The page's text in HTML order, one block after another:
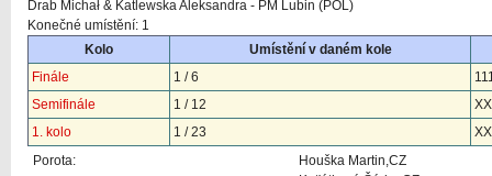
Drab Michał & Katlewska Aleksandra - PM Lubin (POL)
Konečné umístění: 1
Kolo
Umístění v daném kole
Finále
1 / 6
Semifinále
1 / 12
1. kolo
1 / 23
Porota:
Houška Martin,CZ